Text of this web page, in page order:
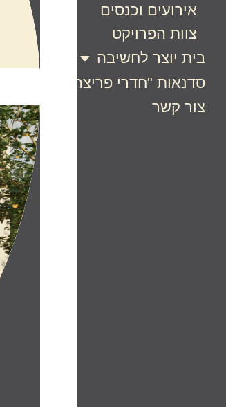
אירועים וכנסים
צוות הפרויקט
בית יוצר לחשיבה
סדנאות "חדרי פריצה"
צור קשר